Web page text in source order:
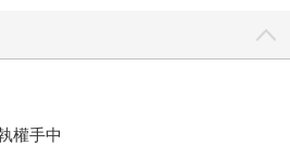
權手中